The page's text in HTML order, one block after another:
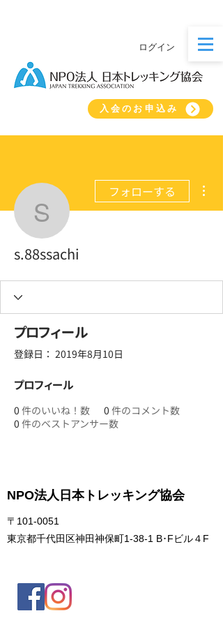
ログイン
入会のお申込み
s.88ssachi
フォローする
s.88ssachi
プロフィール
登録日： 2019年8月10日
プロフィール
0 件のいいね！数 0 件のコメント数
0 件のベストアンサー数
NPO法人日本トレッキング協会
〒101-0051
東京都千代田区神田神保町1-38-1 B･Fビル４F